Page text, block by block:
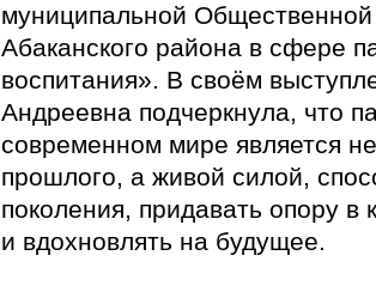
муниципальной
Абаканского района в сфере
воспитания». В своём
Андреевна подчеркнула, что
современном мире является
прошлого, а живой силой,
поколения, придавать опору в
и вдохновлять на будущее.